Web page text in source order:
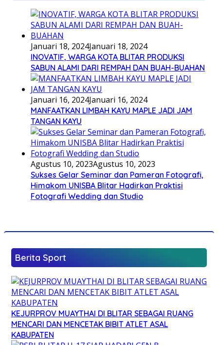
Januari 18, 2024Januari 18, 2024
INOVATIF, WARGA KOTA BLITAR PRODUKSI
SABUN ALAMI DARI REMPAH DAN BUAH-BUAHAN
Januari 16, 2024Januari 16, 2024
MANFAATKAN LIMBAH KAYU MAPLE JADI JAM
TANGAN KAYU
Agustus 10, 2023Agustus 10, 2023
Sukses Gelar Seminar dan Pameran Fotografi,
Himakom UNISBA Blitar Hadirkan Praktisi
Fotografi Wedding dan Studio
Berita Sport
KEJURPROV MUAYTHAI DI BLITAR SEBAGAI RUANG
MENCARI DAN MENCETAK BIBIT ATLET ASAL
KABUPATEN